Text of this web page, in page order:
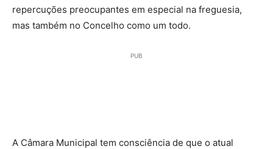
repercuções preocupantes em especial na freguesia,
mas também no Concelho como um todo.
PUB
A Câmara Municipal tem consciência de que o atual